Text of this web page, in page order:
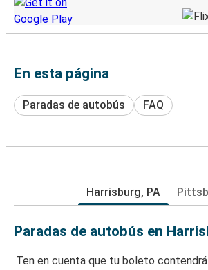
En esta página
Paradas de autobús FAQ
Harrisburg, PA
Paradas de autobús en
Ten en cuenta que tu boleto